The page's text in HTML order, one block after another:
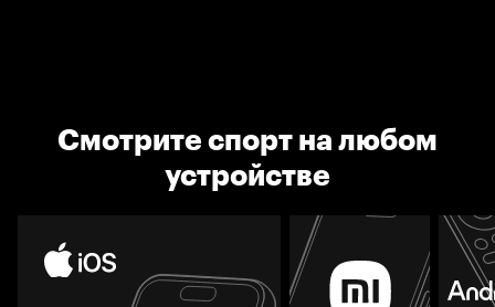
Смотрите спорт на любом
устройстве